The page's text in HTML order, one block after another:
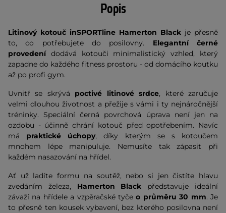
Popis
Litinový kotouč inSPORTline Hamerton Black je přesně
to, co potřebujete do posilovny. Elegantní černé
provedení dodává kotouči minimalistický vzhled, který
zapadne do každého fitness prostoru - od domácího koutku
až po profi gym.
Uvnitř se skrývá poctivé litinové srdce, které zaručuje
velmi dlouhou životnost a přežije s vámi i ty nejnáročnější
tréninky. Speciální černá povrchová úprava není jen na
ozdobu - účinně chrání kotouč před opotřebením. Navíc
má praktické úchopy, díky kterým se s kotoučem
mnohem lépe manipuluje. Nemusíte tak zápasit při
každém nasazování na hřídel.
Ať už ladíte formu na soutěž, nebo si jen čistíte hlavu
zvedáním železa, Hamerton Black představuje ideální
závaží na hřídele a vzpěračské tyče o průměru 30 mm. Je
to přesně ten kousek vybavení, bez kterého posilovna není